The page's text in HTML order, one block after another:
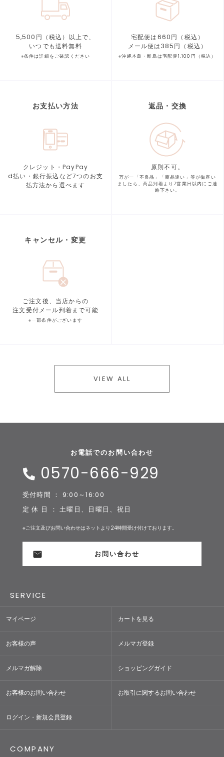
5,500円（税込）以上で、
いつでも送料無料
※条件は詳細をご確認ください
宅配便は660円（税込）
メール便は385円（税込）
※沖縄本島・離島は宅配便1,100円（税込）
お支払い方法
クレジット・PayPay
d払い・銀行振込など7つのお支
払方法から選べます
返品・交換
原則不可。
万が一「不良品」「商品違い」等が御座い
ましたら、商品到着より7営業日以内にご連
絡下さい。
キャンセル・変更
ご注文後、当店からの
注文受付メール到着まで可能
※一部条件がございます
VIEW ALL
お電話でのお問い合わせ
0570-666-929
受付時間 ： 9:00～16:00
定 休 日 ： 土曜日、日曜日、祝日
※ご注文及びお問い合わせはネットより24時間受け付けております。
お問い合わせ
SERVICE
マイページ カートを見る
お客様の声 メルマガ登録
メルマガ解除 ショッピングガイド
お客様のお問い合わせ お取引に関するお問い合わせ
ログイン・新規会員登録
COMPANY